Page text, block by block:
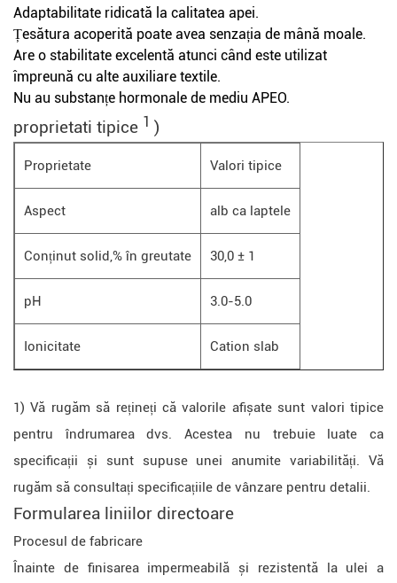
Adaptabilitate ridicată la calitatea apei.
Țesătura acoperită poate avea senzația de mână moale.
Are o stabilitate excelentă atunci când este utilizat
împreună cu alte auxiliare textile.
Nu au substanțe hormonale de mediu APEO.
proprietati tipice 1 )
Proprietate Valori tipice
Aspect alb ca laptele
Conținut solid,% în greutate 30,0 ± 1
pH 3.0-5.0
Ionicitate Cation slab
1) Vă rugăm să rețineți că valorile afișate sunt valori tipice
pentru îndrumarea dvs. Acestea nu trebuie luate ca
specificații și sunt supuse unei anumite variabilități. Vă
rugăm să consultați specificațiile de vânzare pentru detalii.
Formularea liniilor directoare
Procesul de fabricare
Înainte de finisarea impermeabilă și rezistentă la ulei a